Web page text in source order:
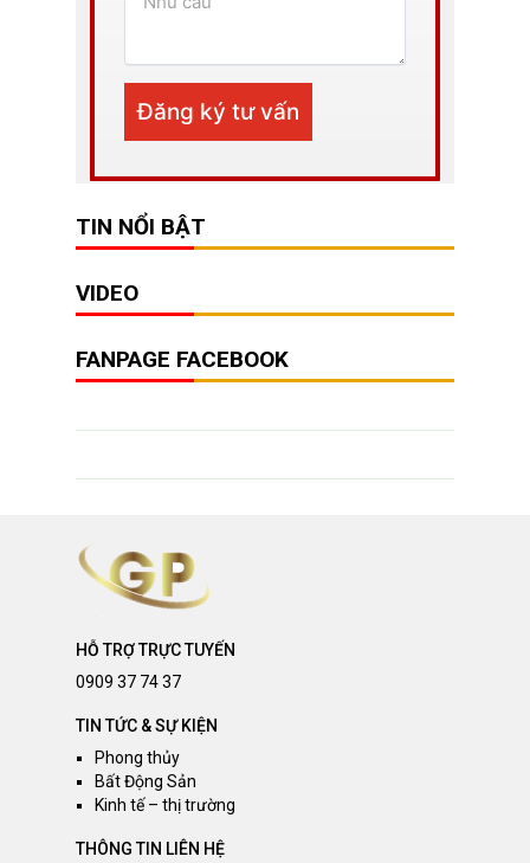
TIN NỔI BẬT
VIDEO
FANPAGE FACEBOOK
HỖ TRỢ TRỰC TUYẾN
0909 37 74 37
TIN TỨC & SỰ KIỆN
Phong thủy
Bất Động Sản
Kinh tế – thị trường
THÔNG TIN LIÊN HỆ